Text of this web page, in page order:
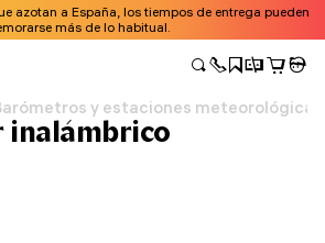
azotan a España, los tiempos de entrega pueden
más de lo habitual.
y estaciones meteorológicas
inalámbrico